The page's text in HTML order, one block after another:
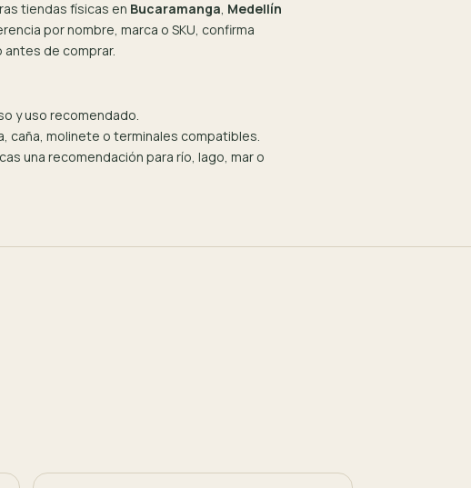
tiendas físicas en Bucaramanga, Medellín
por nombre, marca o SKU, confirma
de comprar.
y uso recomendado.
caña, molinete o terminales compatibles.
una recomendación para río, lago, mar o